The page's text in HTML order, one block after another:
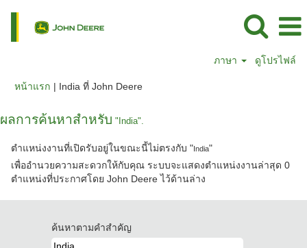
ภาษา ดูโปรไฟล์
หน้าแรก | India ที่ John Deere(หน้า
ผลการค้นหาสำหรับ "India".
ตำแหน่งงานที่เปิดรับอยู่ในขณะนี้ไม่ตรงกับ "India"
เพื่ออำนวยความสะดวกให้กับคุณ ระบบจะแสดงตำแหน่งงานล่าสุด 0
ตำแหน่งที่ประกาศโดย John Deere ไว้ด้านล่าง
ค้นหาตามคำสำคัญ